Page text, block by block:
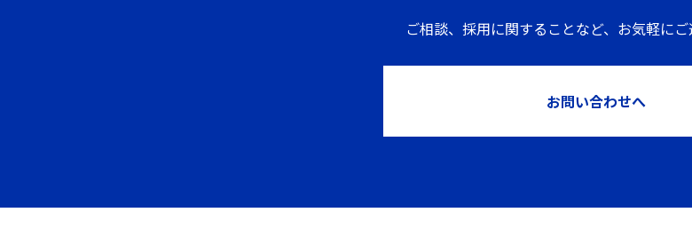
ご相談、採用に関することなど、 お気軽にご
お問い合わせへ